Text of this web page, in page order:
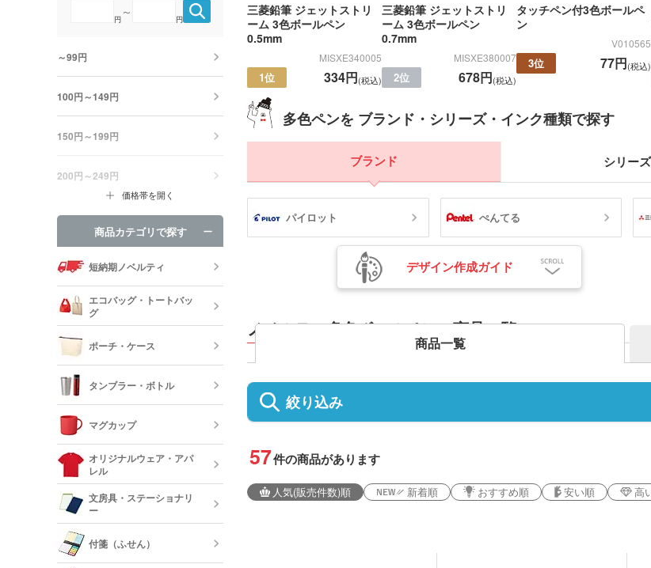
三菱鉛筆 ジェットストリ
ーム 3色ボールペン
0.5mm
MISXE340005
1位 334円(税込)
三菱鉛筆 ジェットストリ
ーム 3色ボールペン
0.7mm
MISXE380007
2位 678円(税込)
タッチペン付3色ボールペ
ン
V010565
3位 77円(税込)
多色ペンを ブランド・シリーズ・インク種類で探す
ブランド シリーズ
パイロット ぺんてる
デザイン作成ガイド
ノベルティ多色ボールペン 商品一覧
商品一覧
絞り込み
57件の商品があります
人気(販売件数)順 新着順 おすすめ順 安い順 高
円
～
円
～99円
100円～149円
150円～199円
200円～249円
価格帯を開く
商品カテゴリで探す
短納期ノベルティ
エコバッグ・トートバッ
グ
巾着・リュック・ナップサ
ック
ランチトートバッグ
ポーチ・ケース
キャンバスポーチ
デニムポーチ
スマホショルダー・スマホ
タンブラー・ボトル
ルミタンブラー
保冷・保温タンブラー
ステンレスボトル・マグボ
トル
マグカップ
陶器マグカップ・磁器マグ
カップ
ガラスマグカップ
オリジナルウェア・アパ
レル
文房具・ステーショナリ
ー
付箋（ふせん）